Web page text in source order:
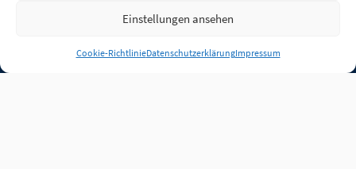
Einstellungen ansehen
Cookie-RichtlinieDatenschutzerklärungImpressum
Anmelden
Jobs Partner FAQ Quellen